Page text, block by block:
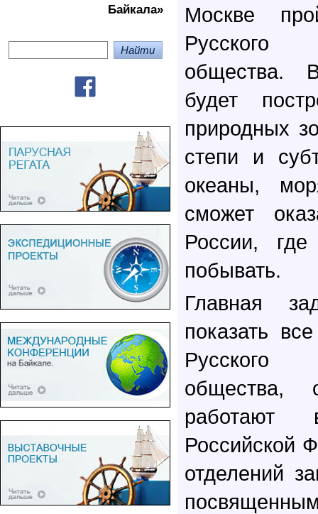
Байкала»
Москве
Русского
общества.
будет
природных
степи и
океаны,
сможет
России,
побывать.
Главная
показать
Русского
общества,
работают
Российской
отделений